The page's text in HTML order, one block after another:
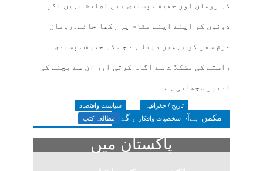
کہ رومان اور حقیقت پسندی میں تصادم نہیں اگر
دونوں کو اپنے اپنے مقام پر رکھا جائے۔رومان
عزمِ سفر کو مہمیز دیتا ہے جب کہ حقیقت پسندی
راستے کی مشکلا ت سے آگاہ کرتی اور ان سے بچنے کی
تدبیر سجھاتی ہے۔
مکمن ہےآپ پسند فرمائیں گے
تاریخ / جغرافیہ
سیاست واقتصاد
شخصیات وافکار
مطالعہ کتب
پاکستان میں